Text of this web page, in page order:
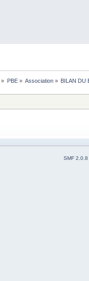
» PBE» Association» BILAN DU
SMF 2.0.8